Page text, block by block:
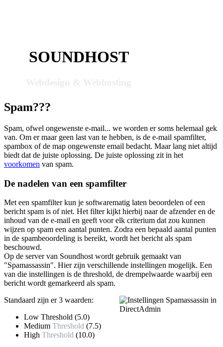
SOUNDHOST
Spam???
Spam, ofwel ongewenste e-mail... we worden er soms helemaal gek
van. Om er maar geen last van te hebben, is de e-mail spamfilter,
spambox of de map ongewenste email bedacht. Maar lang niet altijd
biedt dat de juiste oplossing. De juiste oplossing zit in het
voorkomen van spam.
De nadelen van een spamfilter
Met een spamfilter kun je softwarematig laten beoordelen of een
bericht spam is of niet. Het filter kijkt hierbij naar de afzender en de
inhoud van de e-mail en geeft voor elk criterium dat zou kunnen
wijzen op spam een aantal punten. Zodra een bepaald aantal punten
in de spambeoordeling is bereikt, wordt het bericht als spam
beschouwd.
Op de server van Soundhost wordt gebruik gemaakt van
"Spamassassin". Hier zijn verschillende instellingen mogelijk. Een
van die instellingen is de threshold, de drempelwaarde waarbij een
bericht wordt gemarkeerd als spam.
Standaard zijn er 3 waarden:
Low Threshold (5.0)
Medium Threshold (7.5)
High Threshold (10.0)